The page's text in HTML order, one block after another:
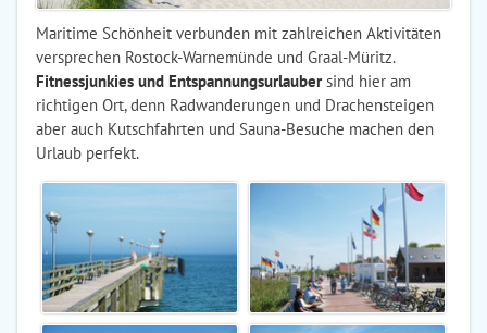
Maritime Schönheit verbunden mit zahlreichen Aktivitäten
versprechen Rostock-Warnemünde und Graal-Müritz.
Fitnessjunkies und Entspannungsurlaubersind hier am
richtigen Ort, denn Radwanderungen und Drachensteigen
aber auch Kutschfahrten und Sauna-Besuche machen den
Urlaub perfekt.